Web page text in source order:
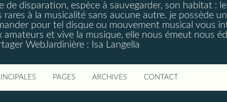
de disparation, espèce à sauvegarder, son habitat :
à la musicalité sans aucune autre. je possède
pour tel disque ou mouvement musical vous
amateurs et vive la musique, elle nous émeut nous
WebJardinière : Isa Langella
PAGES ARCHIVES CONTACT